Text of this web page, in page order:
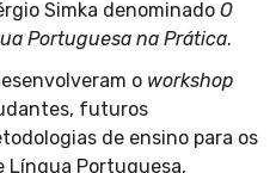
Simka denominado O
Portuguesa na Prática.
o workshop
futuros
de ensino para os
Língua Portuguesa,